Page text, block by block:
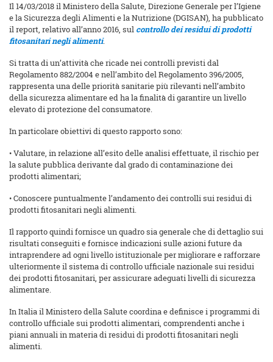
Il 14/03/2018 il Ministero della Salute, Direzione Generale per l’Igiene
e la Sicurezza degli Alimenti e la Nutrizione (DGISAN), ha pubblicato
il report, relativo all’anno 2016, sul controllo dei residui di prodotti
fitosanitari negli alimenti.
Si tratta di un’attività che ricade nei controlli previsti dal
Regolamento 882/2004 e nell’ambito del Regolamento 396/2005,
rappresenta una delle priorità sanitarie più rilevanti nell’ambito
della sicurezza alimentare ed ha la finalità di garantire un livello
elevato di protezione del consumatore.
In particolare obiettivi di questo rapporto sono:
• Valutare, in relazione all’esito delle analisi effettuate, il rischio per
la salute pubblica derivante dal grado di contaminazione dei
prodotti alimentari;
• Conoscere puntualmente l’andamento dei controlli sui residui di
prodotti fitosanitari negli alimenti.
Il rapporto quindi fornisce un quadro sia generale che di dettaglio sui
risultati conseguiti e fornisce indicazioni sulle azioni future da
intraprendere ad ogni livello istituzionale per migliorare e rafforzare
ulteriormente il sistema di controllo ufficiale nazionale sui residui
dei prodotti fitosanitari, per assicurare adeguati livelli di sicurezza
alimentare.
In Italia il Ministero della Salute coordina e definisce i programmi di
controllo ufficiale sui prodotti alimentari, comprendenti anche i
piani annuali in materia di residui di prodotti fitosanitari negli
alimenti.